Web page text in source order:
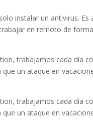
instalar un antivirus.
en remoto de
trabajamos cada día
que un ataque en
trabajamos cada día
que un ataque en